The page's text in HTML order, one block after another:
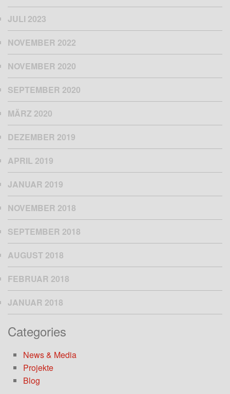
JULI 2023
NOVEMBER 2022
NOVEMBER 2020
SEPTEMBER 2020
MÄRZ 2020
DEZEMBER 2019
APRIL 2019
JANUAR 2019
NOVEMBER 2018
SEPTEMBER 2018
AUGUST 2018
FEBRUAR 2018
JANUAR 2018
Categories
News & Media
Projekte
Blog